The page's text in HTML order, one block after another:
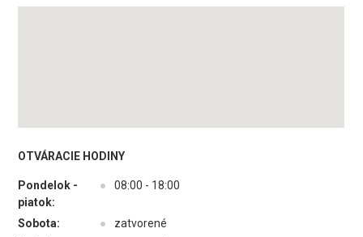
OTVÁRACIE HODINY
Pondelok -
piatok:
● 08:00 - 18:00
Sobota: ●
zatvorené